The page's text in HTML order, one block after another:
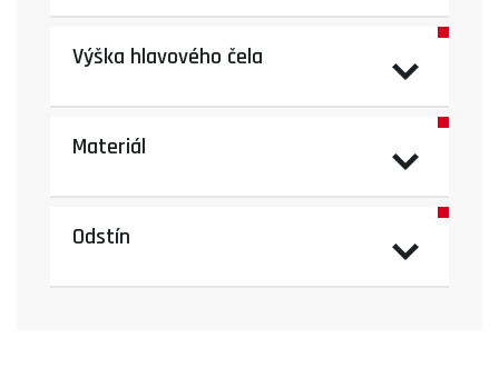
Výška hlavového čela
Materiál
Odstín